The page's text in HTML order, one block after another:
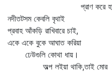
প্রাণ করে হায়-
নদীতটসম কেবলি বৃথাই
প্রবাহ আঁকড়ি রাখিবারে চাই,
একে একে বুকে আঘাত করিয়া
ঢেউগুলি কোথা ধায়।
অল্প লইয়া থাকি,তাই মোর